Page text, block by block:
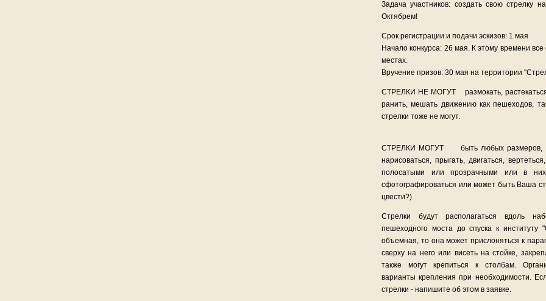
Задача участников: создать свою
Октябрем!
Срок регистрации и подачи эскизов: 1 мая
Начало конкурса: 26 мая. К этому времени
местах.
Вручение призов: 30 мая на территории
СТРЕЛКИ НЕ МОГУТ размокать,
ранить, мешать движению как пешеходов,
стрелки тоже не могут.
СТРЕЛКИ МОГУТ быть любых размеров,
нарисоваться, прыгать, двигаться,
полосатыми или прозрачными или в
сфотографироваться или может быть Ваша
цвести?)
Стрелки будут располагаться вдоль
пешеходного моста до спуска к институту
объемная, то она может прислоняться к
сверху на него или висеть на стойке,
также могут крепиться к столбам.
варианты крепления при необходимости.
стрелки - напишите об этом в заявке.